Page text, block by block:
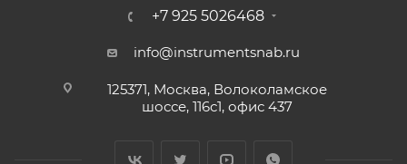
+7 925 5026468
info@instrumentsnab.ru
125371, Москва, Волоколамское
шоссе, 116с1, офис 437